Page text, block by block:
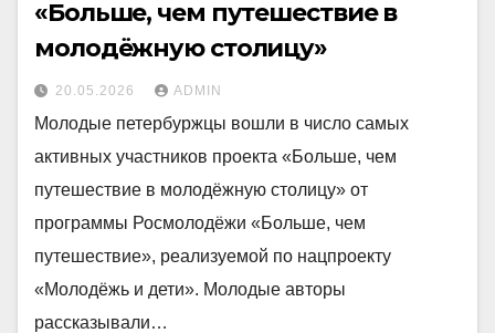
«Больше, чем путешествие в
молодёжную столицу»
20.05.2026 ADMIN
Молодые петербуржцы вошли в число самых
активных участников проекта «Больше, чем
путешествие в молодёжную столицу» от
программы Росмолодёжи «Больше, чем
путешествие», реализуемой по нацпроекту
«Молодёжь и дети». Молодые авторы
рассказывали…